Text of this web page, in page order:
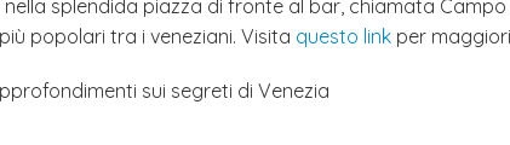
splendida piazza di fronte al bar, chiamata
popolari tra i veneziani. Visita questo link per
sui segreti di Venezia